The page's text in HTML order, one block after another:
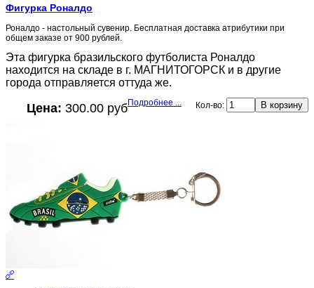
Фигурка Роналдо
Роналдо - настольный сувенир. Бесплатная доставка атрибутики при
общем заказе от 900 рублей.
Эта фигурка бразильского футболиста Роналдо
находится на складе в г. МАГНИТОГОРСК и в другие
города отправляется оттуда же.
Цена: 300.00 руб Кол-во:
Подробнее ...